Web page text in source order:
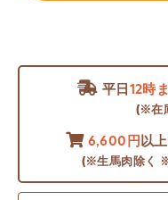
平日 12時
(※在
6,600円 以
(※生馬肉除く